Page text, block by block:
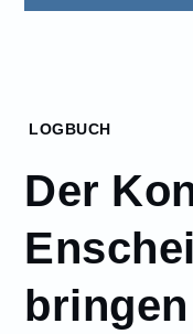
Home
November
14
Der Kongreß
der die
Enscheidung
bringen
LOGBUCH
Der